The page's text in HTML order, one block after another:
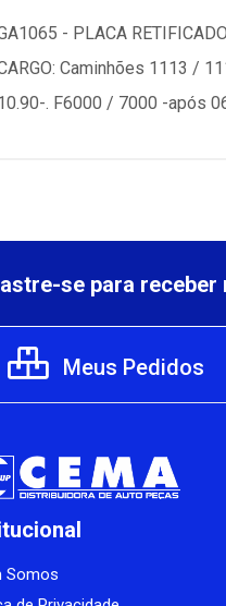
- PLACA
Caminhões 1113 /
. F6000 / 7000 -após
se para
Meus Pedidos
Somos